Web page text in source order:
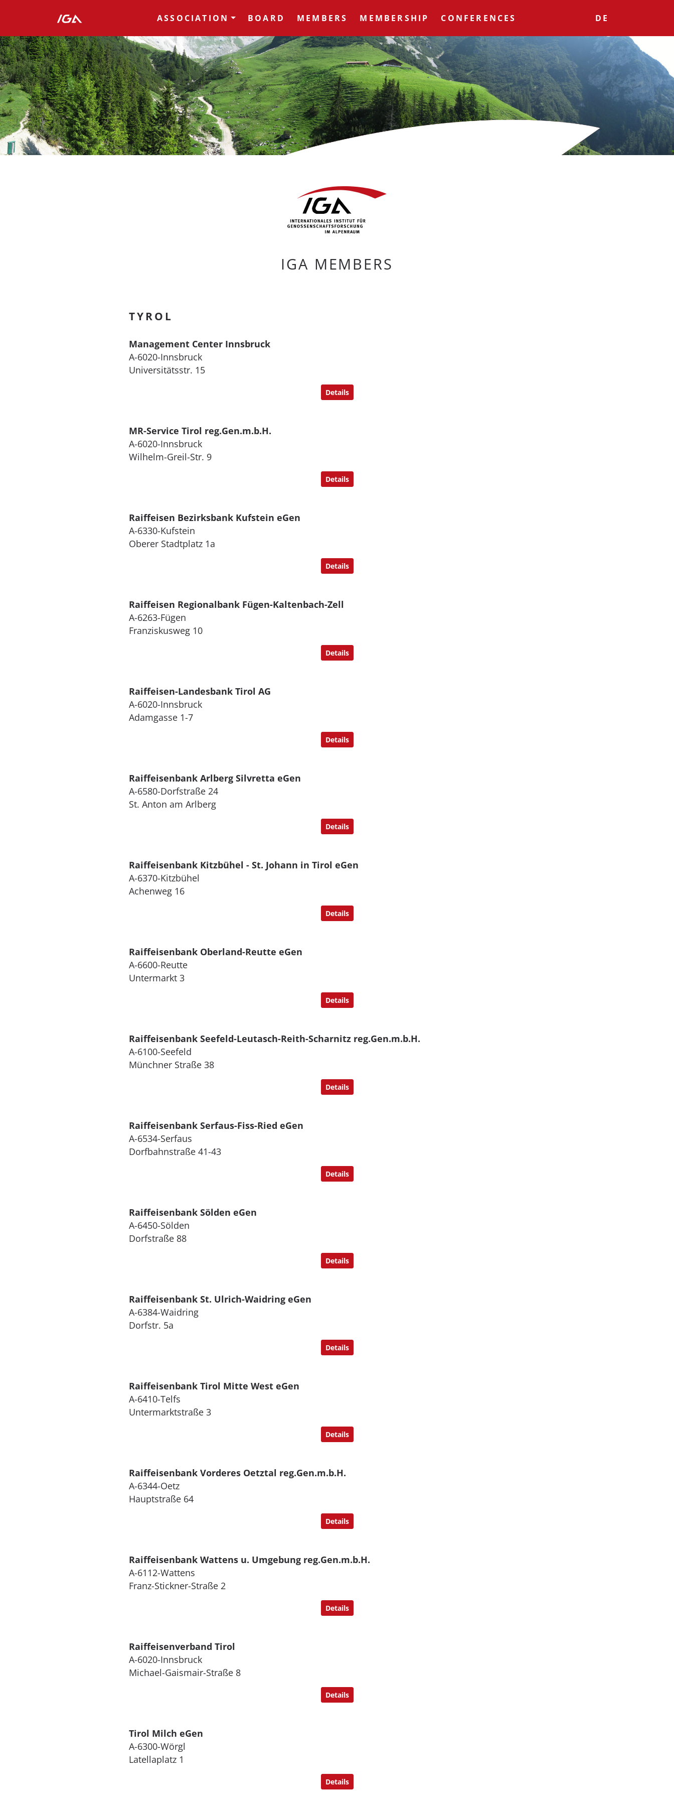
ASSOCIATION BOARD MEMBERS MEMBERSHIP CONFERENCES DE
IGA MEMBERS
TYROL
Management Center Innsbruck
A-6020-Innsbruck
Universitätsstr. 15
Details
MR-Service Tirol reg.Gen.m.b.H.
A-6020-Innsbruck
Wilhelm-Greil-Str. 9
Details
Raiffeisen Bezirksbank Kufstein eGen
A-6330-Kufstein
Oberer Stadtplatz 1a
Details
Raiffeisen Regionalbank Fügen-Kaltenbach-Zell
A-6263-Fügen
Franziskusweg 10
Details
Raiffeisen-Landesbank Tirol AG
A-6020-Innsbruck
Adamgasse 1-7
Details
Raiffeisenbank Arlberg Silvretta eGen
A-6580-Dorfstraße 24
St. Anton am Arlberg
Details
Raiffeisenbank Kitzbühel - St. Johann in Tirol eGen
A-6370-Kitzbühel
Achenweg 16
Details
Raiffeisenbank Oberland-Reutte eGen
A-6600-Reutte
Untermarkt 3
Details
Raiffeisenbank Seefeld-Leutasch-Reith-Scharnitz reg.Gen.m.b.H.
A-6100-Seefeld
Münchner Straße 38
Details
Raiffeisenbank Serfaus-Fiss-Ried eGen
A-6534-Serfaus
Dorfbahnstraße 41-43
Details
Raiffeisenbank Sölden eGen
A-6450-Sölden
Dorfstraße 88
Details
Raiffeisenbank St. Ulrich-Waidring eGen
A-6384-Waidring
Dorfstr. 5a
Details
Raiffeisenbank Tirol Mitte West eGen
A-6410-Telfs
Untermarktstraße 3
Details
Raiffeisenbank Vorderes Oetztal reg.Gen.m.b.H.
A-6344-Oetz
Hauptstraße 64
Details
Raiffeisenbank Wattens u. Umgebung reg.Gen.m.b.H.
A-6112-Wattens
Franz-Stickner-Straße 2
Details
Raiffeisenverband Tirol
A-6020-Innsbruck
Michael-Gaismair-Straße 8
Details
Tirol Milch eGen
A-6300-Wörgl
Latellaplatz 1
Details